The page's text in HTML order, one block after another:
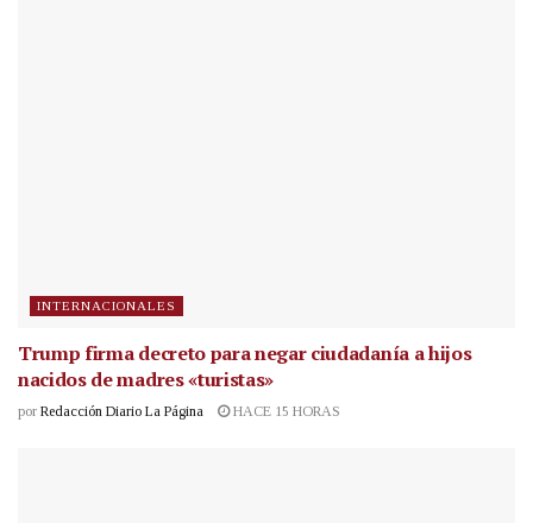
INTERNACIONALES
Trump firma decreto para negar ciudadanía a hijos
nacidos de madres «turistas»
por Redacción Diario La Página HACE 15 HORAS